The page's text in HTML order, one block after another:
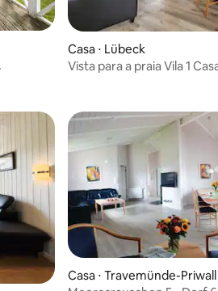
Casa ⋅ Lübeck
Vista para a
Casa ⋅ Travemünde-Priwall